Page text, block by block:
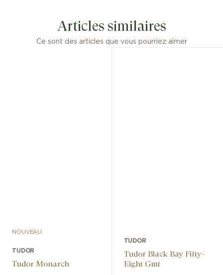
Articles similaires
Ce sont des articles que vous pourriez aimer
NOUVEAU
TUDOR
Tudor Monarch
TUDOR
Tudor Black Bay Fifty-
Eight Gmt